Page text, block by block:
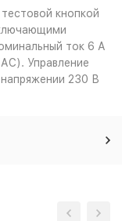
кнопкой
ток 6 А
Управление
230 В